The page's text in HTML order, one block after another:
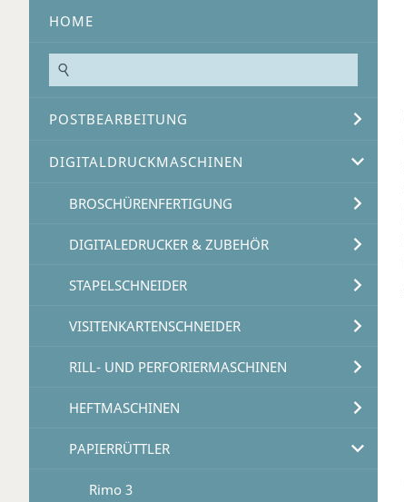
HOME
POSTBEARBEITUNG
DIGITALDRUCKMASCHINEN
BROSCHÜRENFERTIGUNG
DIGITALEDRUCKER & ZUBEHÖR
STAPELSCHNEIDER
VISITENKARTENSCHNEIDER
RILL- UND PERFORIERMASCHINEN
HEFTMASCHINEN
PAPIERRÜTTLER
Rimo 3